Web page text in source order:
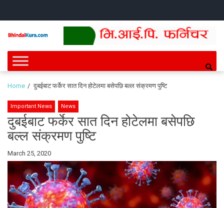
Bhindai Kura
News and entertainment.
Home दुबईबाट फर्केर सात दिन होटेलमा बसेपछि बल्ल संक्रमण पुष्टि
Important News News
दुबईबाट फर्केर सात दिन होटेलमा बसेपछि
बल्ल संक्रमण पुष्टि
By
Bhindai
Kura
March 25, 2020